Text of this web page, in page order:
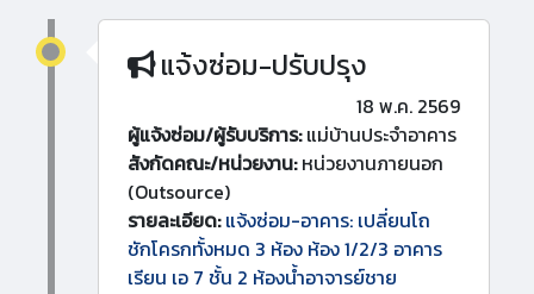
แจ้งซ่อม-ปรับปรุง
18 พ.ค. 2569
ผู้แจ้งซ่อม/ผู้รับบริการ:แม่บ้านประจำอาคาร
สังกัดคณะ/หน่วยงาน:หน่วยงานภายนอก
(Outsource)
รายละเอียด: แจ้งซ่อม-อาคาร: เปลี่ยนโถ
ชักโครกทั้งหมด 3 ห้อง ห้อง 1/2/3 อาคาร
เรียน เอ 7 ชั้น 2 ห้องน้ำอาจารย์ชาย